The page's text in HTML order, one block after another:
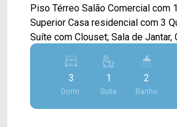
Piso Térreo Salão Comercial com
Superior Casa residencial com 3
Suíte com Clouset; Sala de Jantar,
armário planejado, Banheiro Social,
Varanda(quintal); Lavanderia; Piso Porcelanato;
armários planejados; Garagem
veículo. Excelente potencial de valorização em
bairro planejado aberto com fácil
3
Dorm.
1
Suite
2
Banho